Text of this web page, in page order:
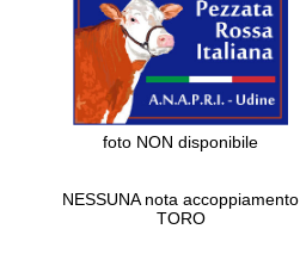
foto NON disponibile
NESSUNA nota accoppiamento
TORO